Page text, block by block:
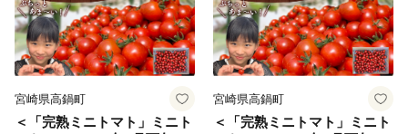
宮崎県高鍋町
＜「完熟ミニトマト」ミニト
宮崎県高鍋町
＜「完熟ミニトマト」ミニト